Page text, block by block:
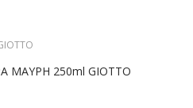
ΜΑΥΡΗ 250ml GIOTTO